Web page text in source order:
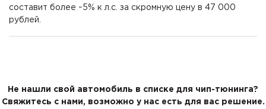
составит более ~5% к л.с. за скромную цену в 47 000
рублей.
Не нашли свой автомобиль в списке для чип-тюнинга?
Свяжитесь с нами, возможно у нас есть для вас решение.